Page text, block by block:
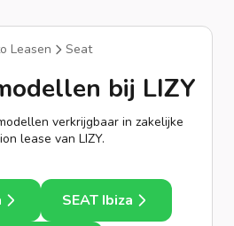
Leasen Seat
bij LIZY
verkrijgbaar in zakelijke
lease van LIZY.
SEAT Ibiza